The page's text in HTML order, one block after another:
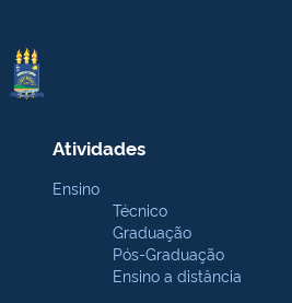
Atividades
Ensino
Técnico
Graduação
Pós-Graduação
Ensino a distância